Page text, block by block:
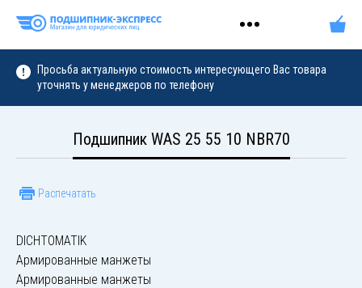
Просьба актуальную стоимость интересующего Вас товара
уточнять у менеджеров по телефону
Подшипник WAS 25 55 10 NBR70
Распечатать
DICHTOMATIK
Армированные манжеты
Армированные манжеты